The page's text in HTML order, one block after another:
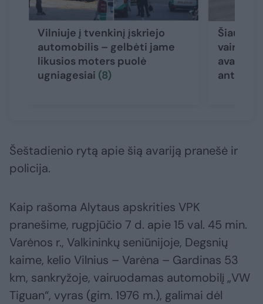
Vilniuje į tvenkinį įskriejo
automobilis – gelbėti jame
likusios moters puolė
ugniagesiai (8)
avariją
ant
Šeštadienio rytą apie šią avariją pranešė ir
policija.
Kaip rašoma Alytaus apskrities VPK
pranešime, rugpjūčio 7 d. apie 15 val. 45 min.
Varėnos r., Valkininkų seniūnijoje, Degsnių
kaime, kelio Vilnius – Varėna – Gardinas 53
km, sankryžoje, vairuodamas automobilį „VW
Tiguan“, vyras (gim. 1976 m.), galimai dėl